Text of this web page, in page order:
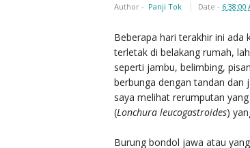
Author - Panji Tok Date - 6:38:00
Beberapa hari terakhir ini ada
terletak di belakang rumah,
seperti jambu, belimbing,
berbunga dengan tandan dan
saya melihat rerumputan
(Lonchura leucogastroides)
Burung bondol jawa atau